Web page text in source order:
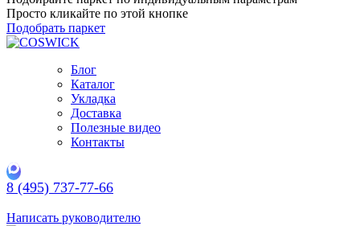
Просто кликайте по этой кнопке
Подобрать паркет
Блог
Каталог
Укладка
Доставка
Полезные видео
Контакты
8 (495) 737-77-66
Написать руководителю